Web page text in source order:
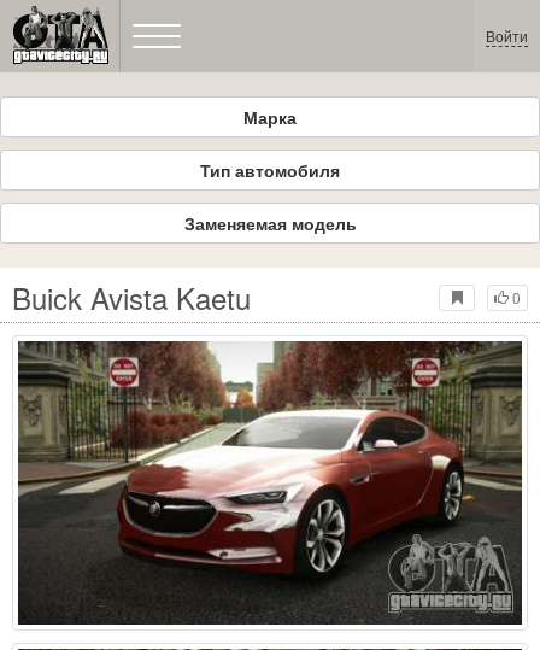
Войти
Марка
Тип автомобиля
Заменяемая модель
0
Buick Avista Kaetu